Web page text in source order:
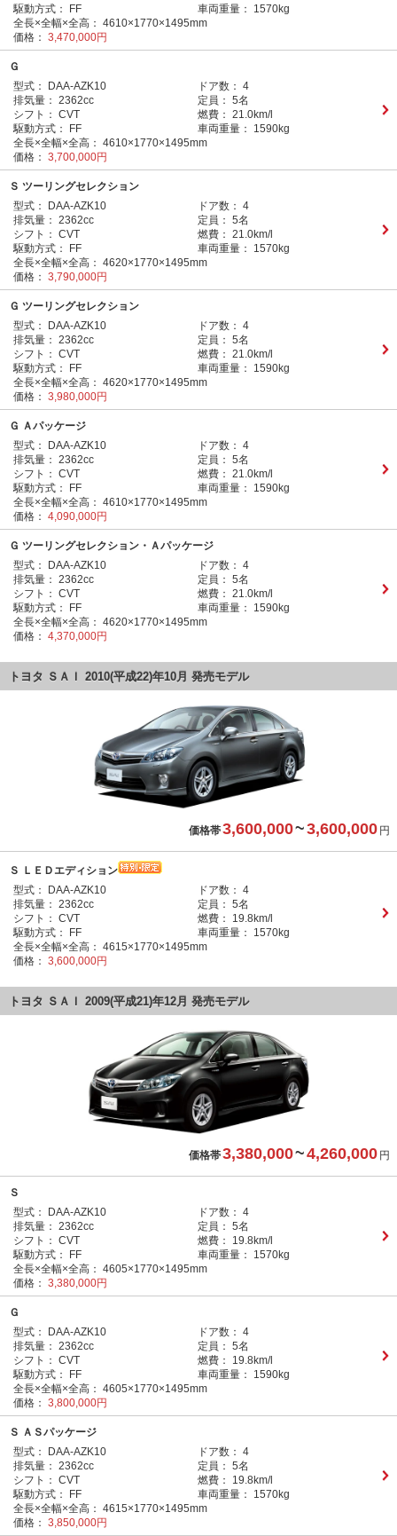
駆動方式：
FF 車両重量：
1570kg
全長×全幅×全高： 4610×1770×1495mm
価格： 3,470,000円
Ｇ
型式：
DAA-AZK10 ドア数： 4
排気量： 2362cc 定員： 5名
シフト： CVT 燃費： 21.0km/l
駆動方式：
FF 車両重量：
1590kg
全長×全幅×全高： 4610×1770×1495mm
価格： 3,700,000円
Ｓ ツーリングセレクション
型式：
DAA-AZK10 ドア数： 4
排気量： 2362cc 定員： 5名
シフト： CVT 燃費： 21.0km/l
駆動方式：
FF 車両重量：
1570kg
全長×全幅×全高： 4620×1770×1495mm
価格： 3,790,000円
Ｇ ツーリングセレクション
型式：
DAA-AZK10 ドア数： 4
排気量： 2362cc 定員： 5名
シフト： CVT 燃費： 21.0km/l
駆動方式：
FF 車両重量：
1590kg
全長×全幅×全高： 4620×1770×1495mm
価格： 3,980,000円
Ｇ Ａパッケージ
型式：
DAA-AZK10 ドア数： 4
排気量： 2362cc 定員： 5名
シフト： CVT 燃費： 21.0km/l
駆動方式：
FF 車両重量：
1590kg
全長×全幅×全高： 4610×1770×1495mm
価格： 4,090,000円
Ｇ ツーリングセレクション・Ａパッケージ
型式：
DAA-AZK10 ドア数： 4
排気量： 2362cc 定員： 5名
シフト： CVT 燃費： 21.0km/l
駆動方式：
FF 車両重量：
1590kg
全長×全幅×全高： 4620×1770×1495mm
価格： 4,370,000円
トヨタ ＳＡＩ 2010(平成22)年10月 発売モデル
価格帯3,600,000~3,600,000 円
Ｓ ＬＥＤエディション
型式：
DAA-AZK10 ドア数： 4
排気量： 2362cc 定員： 5名
シフト： CVT 燃費：
19.8km/l
駆動方式：
FF 車両重量：
1570kg
全長×全幅×全高： 4615×1770×1495mm
価格： 3,600,000円
トヨタ ＳＡＩ 2009(平成21)年12月 発売モデル
価格帯3,380,000~4,260,000 円
Ｓ
型式：
DAA-AZK10 ドア数： 4
排気量： 2362cc 定員： 5名
シフト： CVT 燃費：
19.8km/l
駆動方式：
FF 車両重量：
1570kg
全長×全幅×全高： 4605×1770×1495mm
価格： 3,380,000円
Ｇ
型式：
DAA-AZK10 ドア数： 4
排気量： 2362cc 定員： 5名
シフト： CVT 燃費：
19.8km/l
駆動方式：
FF 車両重量：
1590kg
全長×全幅×全高： 4605×1770×1495mm
価格： 3,800,000円
Ｓ ＡＳパッケージ
型式：
DAA-AZK10 ドア数： 4
排気量： 2362cc 定員： 5名
シフト： CVT 燃費：
19.8km/l
駆動方式：
FF 車両重量：
1570kg
全長×全幅×全高： 4615×1770×1495mm
価格： 3,850,000円